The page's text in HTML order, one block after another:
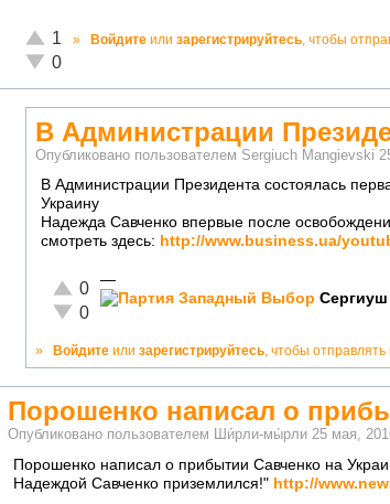
Отлично!
1
Неадекватно!
0
» Войдите или зарегистрируйтесь, чтобы
В Администрации
Опубликовано пользователем Sergiuch Mangievski
В Администрации Президента состоялась
Украину
Надежда Савченко впервые после
смотреть здесь: http://www.business.ua/
Отлично!
0
Неадекватно!
0
—
» Войдите или зарегистрируйтесь, чтобы
Порошенко написал о
Опубликовано пользователем Ши́рли-мы́рли 25 мая,
Порошенко написал о прибытии Савченко на
Надеждой Савченко приземлился!" http://